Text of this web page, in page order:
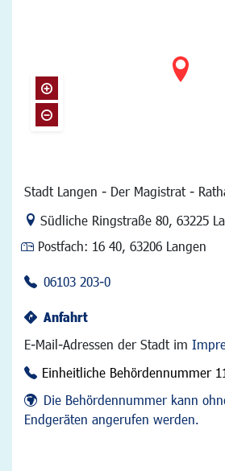
Stadt Langen - Der Magistrat -
Link zur Google-Maps Navigation
Südliche Ringstraße 80, 63225
Postfach: 16 40, 63206 Langen
06103 203-0
Anfahrt
E-Mail-Adressen der Stadt im
Einheitliche Behördennummer
Die Behördennummer kann
Endgeräten angerufen werden.